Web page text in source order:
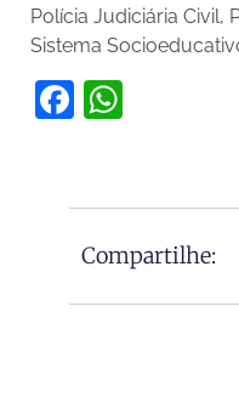
Polícia Judiciária Civil,
Sistema
Facebook
Compartilhe: